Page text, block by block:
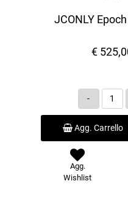
JCONLY
€
Agg. Carrello
Agg.
Wishlist